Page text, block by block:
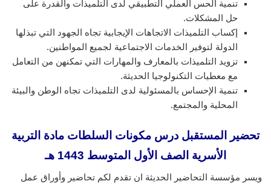
تنمية الحس العملي التطبيقي لدى التلميذات والقدرة على
حل المشكلات.
إكساب التلميذات الاتجاهات الإيجابية تجاه الجهود التي تبذلها
الدولة لتوفير الخدمات الاجتماعية لجميع المواطنين.
تزويد التلميذات بالمعارف والمهارات التي تمكنهن من التعامل
مع معطيات التكنولوجيا الحديثة.
تنمية الإحساس بالمسئولية لدى التلميذات تجاه الوطن والبيئة
المحلية والمجتمع.
تحضير المستقبل درس مكونات السلطات مادة التربية
الأسرية الصف الأول المتوسط 1443 هـ
ويسر مؤسسة التحاضير الحديثة ان تقدم لكم تحاضير وأوراق عمل